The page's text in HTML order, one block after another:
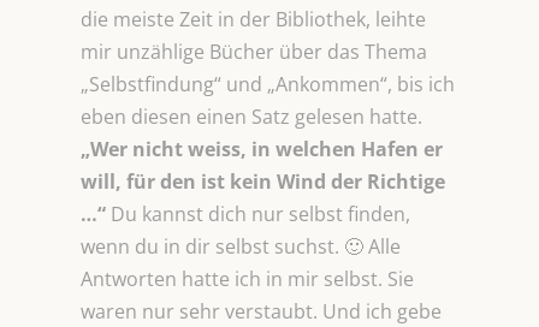
die meiste Zeit in der Bibliothek, leihte
mir unzählige Bücher über das Thema
„Selbstfindung“ und „Ankommen“, bis ich
eben diesen einen Satz gelesen hatte.
„Wer nicht weiss, in welchen Hafen er
will, für den ist kein Wind der Richtige
…“ Du kannst dich nur selbst finden,
wenn du in dir selbst suchst. 🙂 Alle
Antworten hatte ich in mir selbst. Sie
waren nur sehr verstaubt. Und ich gebe